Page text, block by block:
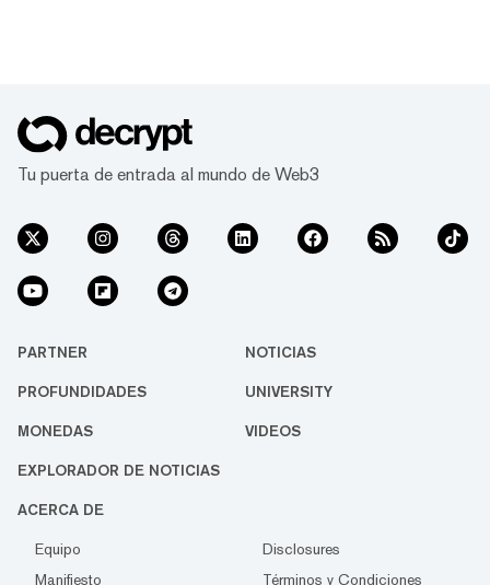
Tu puerta de entrada al mundo de Web3
PARTNER NOTICIAS
PROFUNDIDADES UNIVERSITY
MONEDAS VIDEOS
EXPLORADOR DE NOTICIAS
ACERCA DE
Equipo
Disclosures
Manifiesto
Términos y Condiciones